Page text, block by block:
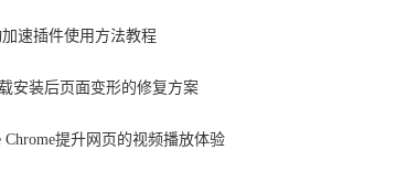
速插件使用方法教程
安装后页面变形的修复方案
Chrome提升网页的视频播放体验